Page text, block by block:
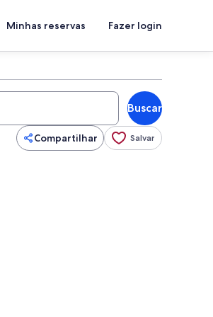
Minhas reservas Fazer login
Buscar
Compartilhar Salvar